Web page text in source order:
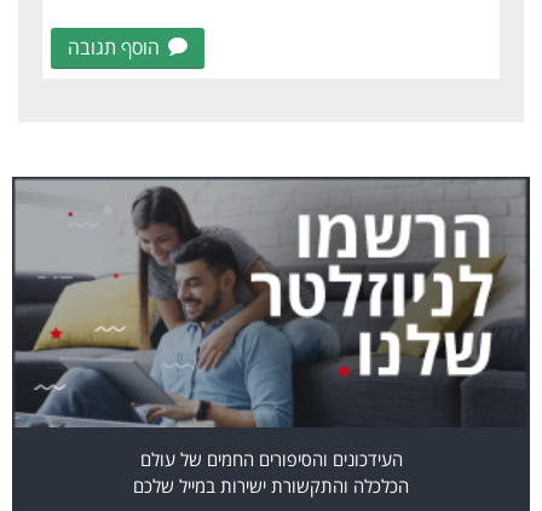
הוסף תגובה
העידכונים והסיפורים החמים של עולם
הכלכלה והתקשורת ישירות במייל שלכם